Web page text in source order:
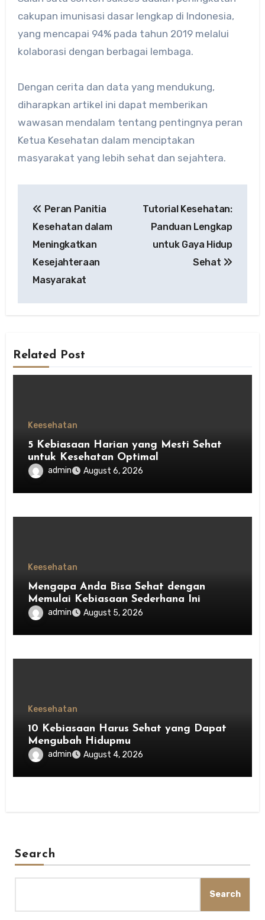
cakupan imunisasi dasar lengkap di Indonesia,
yang mencapai 94% pada tahun 2019 melalui
kolaborasi dengan berbagai lembaga.
Dengan cerita dan data yang mendukung,
diharapkan artikel ini dapat memberikan
wawasan mendalam tentang pentingnya peran
Ketua Kesehatan dalam menciptakan
masyarakat yang lebih sehat dan sejahtera.
navigation
Peran Panitia
Kesehatan dalam
Meningkatkan
Kesejahteraan
Masyarakat
Tutorial Kesehatan:
Panduan Lengkap
untuk Gaya Hidup
Sehat
Related Post
Keesehatan
5 Kebiasaan Harian yang Mesti Sehat
untuk Kesehatan Optimal
admin August 6, 2026
Keesehatan
Mengapa Anda Bisa Sehat dengan
Memulai Kebiasaan Sederhana Ini
admin August 5, 2026
Keesehatan
10 Kebiasaan Harus Sehat yang Dapat
Mengubah Hidupmu
admin August 4, 2026
Search
Search